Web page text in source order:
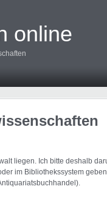
online
liegen. Ich bitte deshalb
im Bibliothekssystem